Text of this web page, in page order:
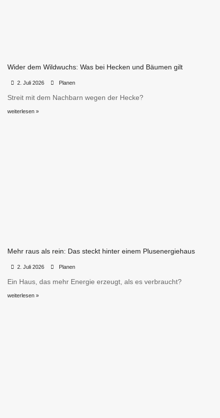
Wider dem Wildwuchs: Was bei Hecken und Bäumen gilt
2. Juli 2026 Planen
Streit mit dem Nachbarn wegen der Hecke?
weiterlesen »
Mehr raus als rein: Das steckt hinter einem Plusenergiehaus
2. Juli 2026 Planen
Ein Haus, das mehr Energie erzeugt, als es verbraucht?
weiterlesen »